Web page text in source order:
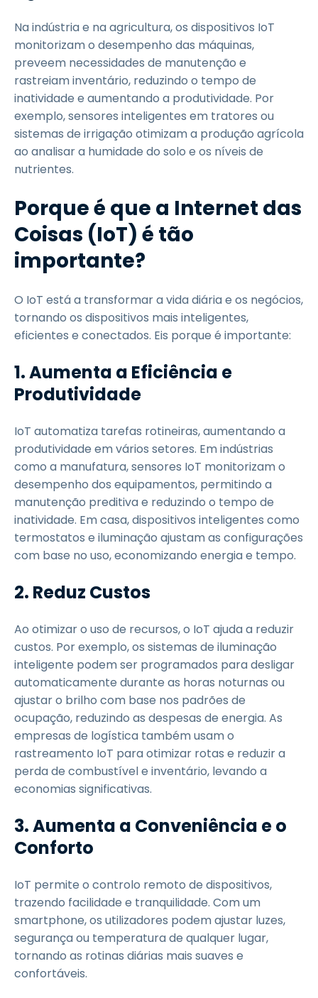
Na indústria e na agricultura, os dispositivos IoT
monitorizam o desempenho das máquinas,
preveem necessidades de manutenção e
rastreiam inventário, reduzindo o tempo de
inatividade e aumentando a produtividade. Por
exemplo, sensores inteligentes em tratores ou
sistemas de irrigação otimizam a produção agrícola
ao analisar a humidade do solo e os níveis de
nutrientes.
Porque é que a Internet das
Coisas (IoT) é tão
importante?
O IoT está a transformar a vida diária e os negócios,
tornando os dispositivos mais inteligentes,
eficientes e conectados. Eis porque é importante:
1. Aumenta a Eficiência e
Produtividade
IoT automatiza tarefas rotineiras, aumentando a
produtividade em vários setores. Em indústrias
como a manufatura, sensores IoT monitorizam o
desempenho dos equipamentos, permitindo a
manutenção preditiva e reduzindo o tempo de
inatividade. Em casa, dispositivos inteligentes como
termostatos e iluminação ajustam as configurações
com base no uso, economizando energia e tempo.
2. Reduz Custos
Ao otimizar o uso de recursos, o IoT ajuda a reduzir
custos. Por exemplo, os sistemas de iluminação
inteligente podem ser programados para desligar
automaticamente durante as horas noturnas ou
ajustar o brilho com base nos padrões de
ocupação, reduzindo as despesas de energia. As
empresas de logística também usam o
rastreamento IoT para otimizar rotas e reduzir a
perda de combustível e inventário, levando a
economias significativas.
3. Aumenta a Conveniência e o
Conforto
IoT permite o controlo remoto de dispositivos,
trazendo facilidade e tranquilidade. Com um
smartphone, os utilizadores podem ajustar luzes,
segurança ou temperatura de qualquer lugar,
tornando as rotinas diárias mais suaves e
confortáveis.